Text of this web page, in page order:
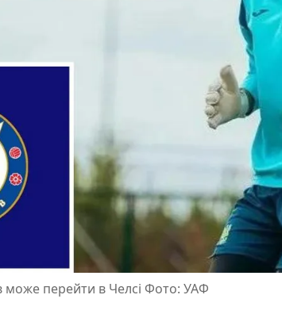
може перейти в Челсі Фото: УАФ